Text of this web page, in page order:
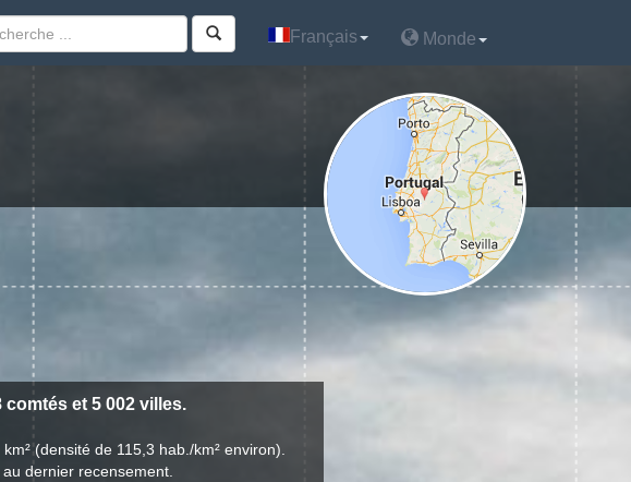
Français Monde
et 5 002 villes.
(densité de 115,3 hab./km² environ).
dernier recensement.
Français Monde